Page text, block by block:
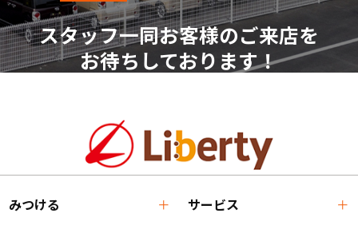
スタッフ一同お客様のご来店を
お待ちしております！
みつける サービス